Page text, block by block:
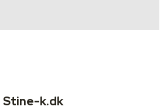
Stine-k.dk